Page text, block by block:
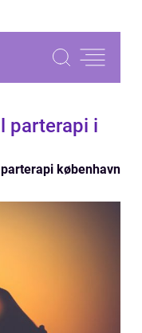
parterapi i
parterapi københavn